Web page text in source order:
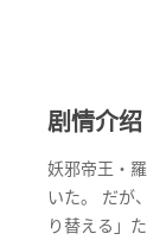
剧情介绍
妖邪帝王・
いた。 だが
り替える」